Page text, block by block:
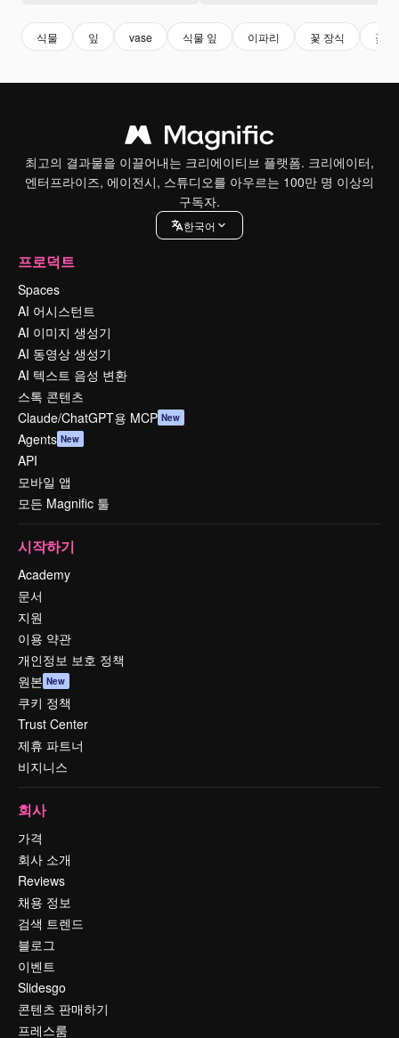
식물 잎 vase 식물 잎 이파리 꽃 장식 꽃
최고의 결과물을 이끌어내는 크리에이티브 플랫폼. 크리에이터,
엔터프라이즈, 에이전시, 스튜디오를 아우르는 100만 명 이상의
구독자.
한국어
프로덕트
Spaces
AI 어시스턴트
AI 이미지 생성기
AI 동영상 생성기
AI 텍스트 음성 변환
스톡 콘텐츠
Claude/ChatGPT용 MCP New
Agents New
API
모바일 앱
모든 Magnific 툴
시작하기
Academy
문서
지원
이용 약관
개인정보 보호 정책
원본 New
쿠키 정책
Trust Center
제휴 파트너
비지니스
회사
가격
회사 소개
Reviews
채용 정보
검색 트렌드
블로그
이벤트
Slidesgo
콘텐츠 판매하기
프레스룸